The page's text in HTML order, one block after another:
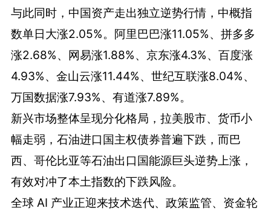
与此同时，中国资产走出独立逆势行情，中概指
数单日大涨2.05%。阿里巴巴涨11.05%、拼多多
涨2.68%、网易涨1.88%、京东涨4.3%、百度涨
4.93%、金山云涨11.44%、世纪互联涨8.04%、
万国数据涨7.93%、有道涨7.89%。
新兴市场整体呈现分化格局，拉美股市、货币小
幅走弱，石油进口国主权债券普遍下跌，而巴
西、哥伦比亚等石油出口国能源巨头逆势上涨，
有效对冲了本土指数的下跌风险。
全球 AI 产业正迎来技术迭代、政策监管、资金轮